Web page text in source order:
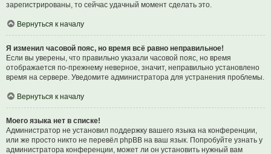
зарегистрированы, то сейчас удачный момент сделать это.
Вернуться к началу
Я изменил часовой пояс, но время всё равно неправильное!
Если вы уверены, что правильно указали часовой пояс, но время
отображается по-прежнему неверное, значит, неправильно установлено
время на сервере. Уведомите администратора для устранения проблемы.
Вернуться к началу
Моего языка нет в списке!
Администратор не установил поддержку вашего языка на конференции,
или же просто никто не перевёл phpBB на ваш язык. Попробуйте узнать у
администратора конференции, может ли он установить нужный вам